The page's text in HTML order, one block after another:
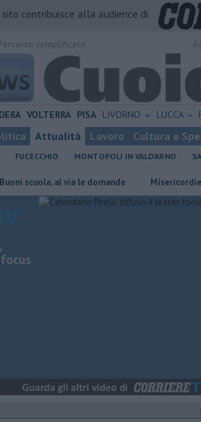
sito contribuisce alla audience di
VOLTERRA PISA LIVORNO LUCCA
Attualità Lavoro Cultura e
FUCECCHIO MONTOPOLI IN VALD'ARNO
al via le domande Misericordie